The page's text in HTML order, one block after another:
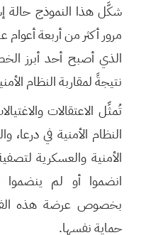
شكَّل هذا النموذج حالة
مرور أكثر من أربعة أعوام
الذي أصبح أحد أبرز
نتيجةً لمقاربة النظام
تُمثِّل الاعتقالات
النظام الأمنية في درعا،
الأمنية والعسكرية
انضموا أو لم ينضموا
بخصوص عرضة هذه
حماية نفسها.